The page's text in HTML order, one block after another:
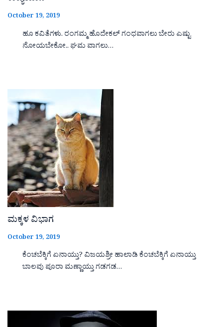
October 19, 2019
ಹೂ ಕವಿತೆಗಳು. ರಂಗಮ್ಮ ಹೊದೇಕಲ್ ಗಂಧವಾಗಲು ಬೇರು ಎಷ್ಟು
ನೋಯಬೇಕೋ.. ಘಮ ವಾಗಲು…
ಮಕ್ಕಳ ವಿಭಾಗ
October 19, 2019
ಕೆಂಚಬೆಕ್ಕಿಗೆ ಏನಾಯ್ತು? ವಿಜಯಶ್ರೀ ಹಾಲಾಡಿ ಕೆಂಚಬೆಕ್ಕಿಗೆ ಏನಾಯ್ತು
ಬಾಲವು ಪೂರಾ ಮಣ್ಣಾಯ್ತು ಗಡಗಡ…